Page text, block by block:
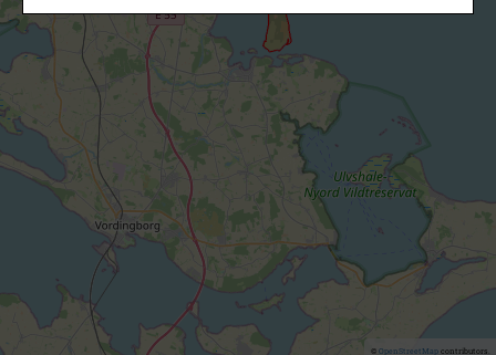
© OpenStreetMapcontributors.